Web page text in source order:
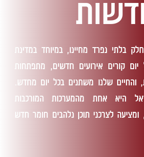
נפרד מחיינו, במיוחד במדינת
קורים אירועים חדשים, מתפתחות
שלנו משתנים בכל יום מחדש.
היא אחת מהמערכות המורכבות
לצרכני תוכן נלהבים חומר חדש